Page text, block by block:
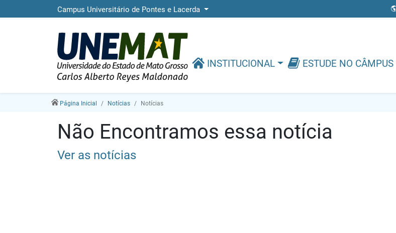
Campus Universitário de Pontes e Lacerda
INSTITUCIONAL
ESTUDE NO CÂMPUS
Página Inicial Notícias Notícias
Não Encontramos essa notícia
Ver as notícias